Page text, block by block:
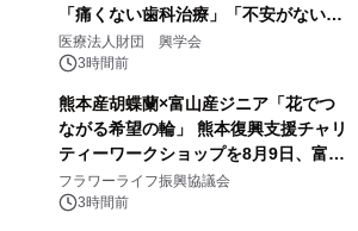
「痛くない歯科治療」「不安がない治
療計画」をテーマに専門監修
医療法人財団 興学会
3時間前
熊本産胡蝶蘭×富山産ジニア「花でつ
ながる希望の輪」 熊本復興支援チャリ
ティーワークショップを8月9日、富
山・射水で開催
フラワーライフ振興協議会
3時間前